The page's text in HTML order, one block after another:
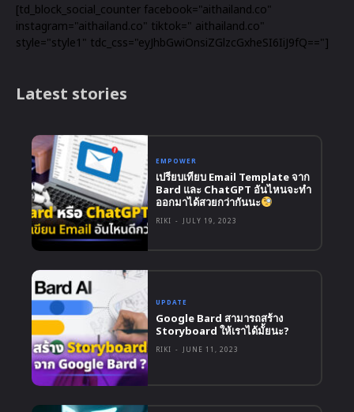
[td_block_social_counter facebook="aithailand.co"
instagram="aithailand.co" tiktok=" aithailand.co"
style="style1" tdc_css="eyJhbGwiOnsiZGlzcGxheSI6IiJ9fQ=="]
Latest stories
EMPOWER
เปรียบเทียบ Email Template จาก
Bard และ ChatGPT อันไหนจะทำ
ออกมาได้สวยกว่ากันนะ
RIKI - JULY 19, 2023
UPDATE
Google Bard สามารถสร้าง
Storyboard ให้เราได้มั้ยนะ?
RIKI - JUNE 11, 2023